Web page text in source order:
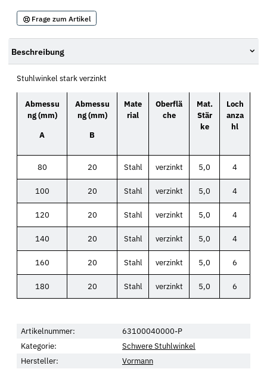
Frage zum Artikel
Beschreibung
Stuhlwinkel stark verzinkt
Abmessu
ng (mm)
A
Abmessu
ng (mm)
B
Mate
rial
Oberflä
che
Mat.
Stär
ke
Loch
anza
hl
80 20 Stahl verzinkt 5,0 4
100 20 Stahl verzinkt 5,0 4
120 20 Stahl verzinkt 5,0 4
140 20 Stahl verzinkt 5,0 4
160 20 Stahl verzinkt 5,0 6
180 20 Stahl verzinkt 5,0 6
Artikelnummer:
63100040000-P
Kategorie:
Schwere Stuhlwinkel
Hersteller:
Vormann